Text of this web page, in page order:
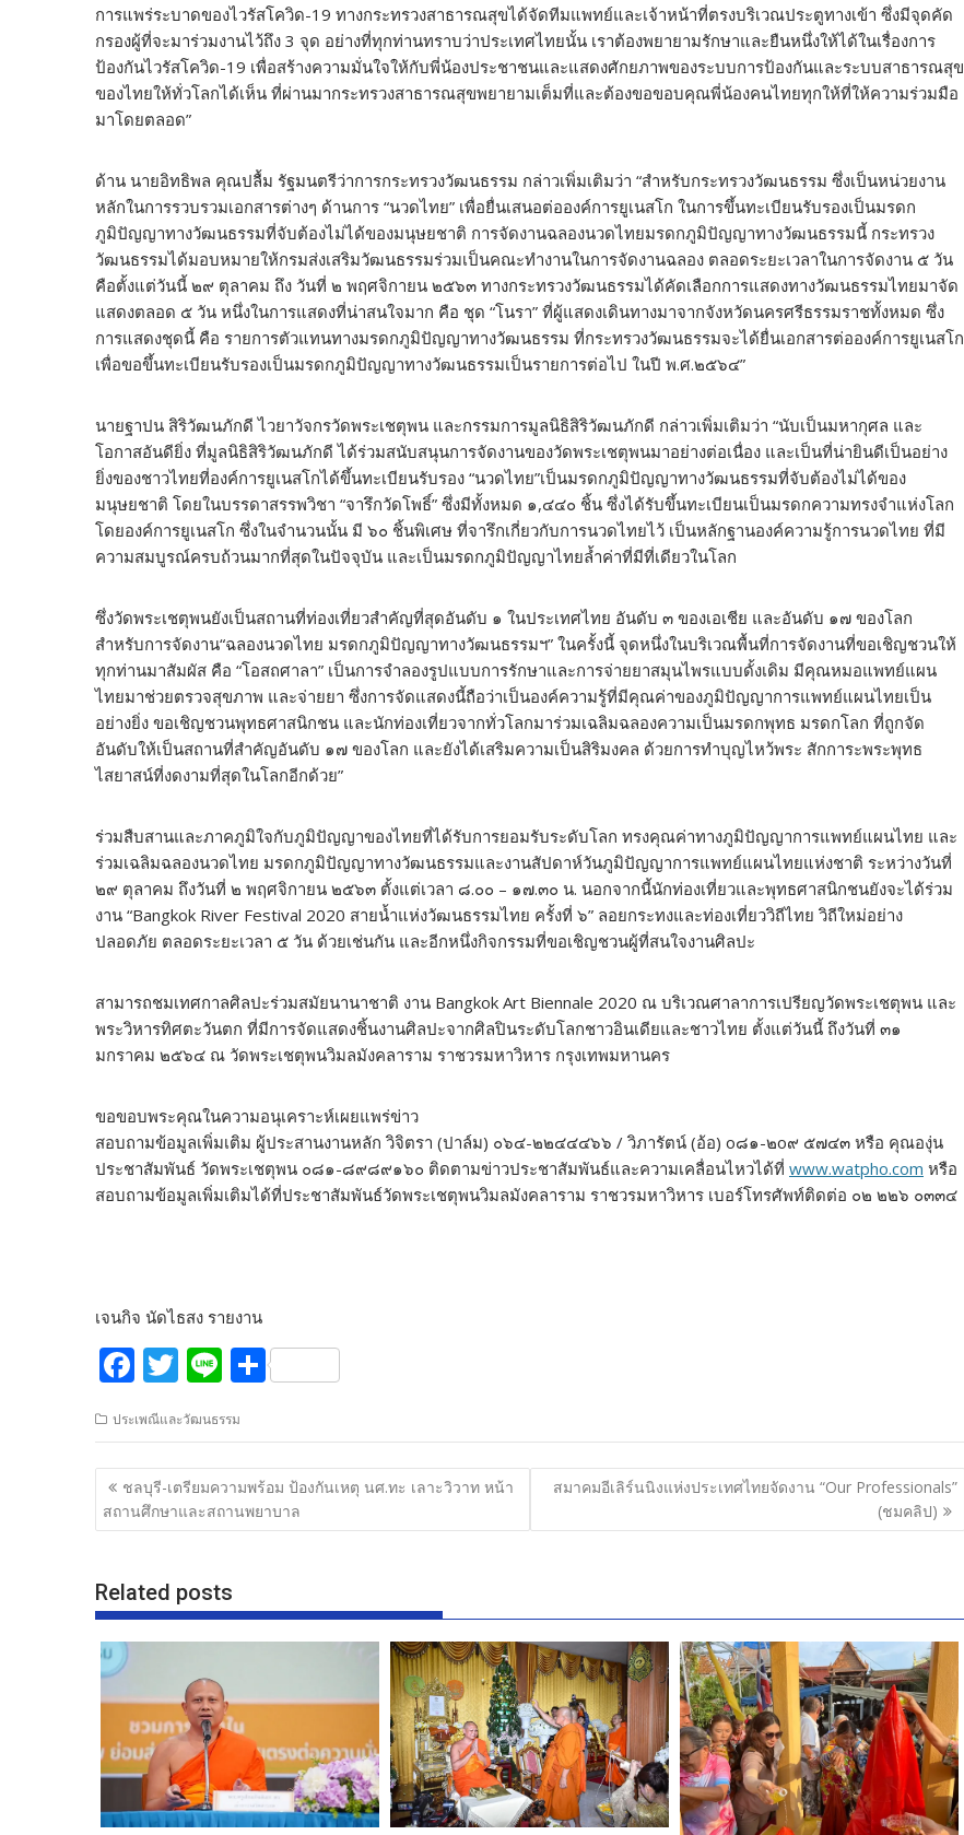
การแพร่ระบาดของไวรัสโควิด-19 ทางกระทรวงสาธารณสุขได้จัดทีมแพทย์และเจ้าหน้าที่ตรงบริเวณประตูทางเข้า ซึ่งมีจุดคัด
กรองผู้ที่จะมาร่วมงานไว้ถึง 3 จุด อย่างที่ทุกท่านทราบว่าประเทศไทยนั้น เราต้องพยายามรักษาและยืนหนึ่งให้ได้ในเรื่องการ
ป้องกันไวรัสโควิด-19 เพื่อสร้างความมั่นใจให้กับพี่น้องประชาชนและแสดงศักยภาพของระบบการป้องกันและระบบสาธารณสุข
ของไทยให้ทั่วโลกได้เห็น ที่ผ่านมากระทรวงสาธารณสุขพยายามเต็มที่และต้องขอขอบคุณพี่น้องคนไทยทุกให้ที่ให้ความร่วมมือ
มาโดยตลอด”
ด้าน นายอิทธิพล คุณปลื้ม รัฐมนตรีว่าการกระทรวงวัฒนธรรม กล่าวเพิ่มเติมว่า “สำหรับกระทรวงวัฒนธรรม ซึ่งเป็นหน่วยงาน
หลักในการรวบรวมเอกสารต่างๆ ด้านการ “นวดไทย” เพื่อยื่นเสนอต่อองค์การยูเนสโก ในการขึ้นทะเบียนรับรองเป็นมรดก
ภูมิปัญญาทางวัฒนธรรมที่จับต้องไม่ได้ของมนุษยชาติ การจัดงานฉลองนวดไทยมรดกภูมิปัญญาทางวัฒนธรรมนี้ กระทรวง
วัฒนธรรมได้มอบหมายให้กรมส่งเสริมวัฒนธรรมร่วมเป็นคณะทำงานในการจัดงานฉลอง ตลอดระยะเวลาในการจัดงาน ๕ วัน
คือตั้งแต่วันนี้ ๒๙ ตุลาคม ถึง วันที่ ๒ พฤศจิกายน ๒๕๖๓ ทางกระทรวงวัฒนธรรมได้คัดเลือกการแสดงทางวัฒนธรรมไทยมาจัด
แสดงตลอด ๕ วัน หนึ่งในการแสดงที่น่าสนใจมาก คือ ชุด “โนรา” ที่ผู้แสดงเดินทางมาจากจังหวัดนครศรีธรรมราชทั้งหมด ซึ่ง
การแสดงชุดนี้ คือ รายการตัวแทนทางมรดกภูมิปัญญาทางวัฒนธรรม ที่กระทรวงวัฒนธรรมจะได้ยื่นเอกสารต่อองค์การยูเนสโก
เพื่อขอขึ้นทะเบียนรับรองเป็นมรดกภูมิปัญญาทางวัฒนธรรมเป็นรายการต่อไป ในปี พ.ศ.๒๕๖๔”
นายฐาปน สิริวัฒนภักดี ไวยาวัจกรวัดพระเชตุพน และกรรมการมูลนิธิสิริวัฒนภักดี กล่าวเพิ่มเติมว่า “นับเป็นมหากุศล และ
โอกาสอันดียิ่ง ที่มูลนิธิสิริวัฒนภักดี ได้ร่วมสนับสนุนการจัดงานของวัดพระเชตุพนมาอย่างต่อเนื่อง และเป็นที่น่ายินดีเป็นอย่าง
ยิ่งของชาวไทยที่องค์การยูเนสโกได้ขึ้นทะเบียนรับรอง “นวดไทย”เป็นมรดกภูมิปัญญาทางวัฒนธรรมที่จับต้องไม่ได้ของ
มนุษยชาติ โดยในบรรดาสรรพวิชา “จารึกวัดโพธิ์” ซึ่งมีทั้งหมด ๑,๔๔๐ ชิ้น ซึ่งได้รับขึ้นทะเบียนเป็นมรดกความทรงจำแห่งโลก
โดยองค์การยูเนสโก ซึ่งในจำนวนนั้น มี ๖๐ ชิ้นพิเศษ ที่จารึกเกี่ยวกับการนวดไทยไว้ เป็นหลักฐานองค์ความรู้การนวดไทย ที่มี
ความสมบูรณ์ครบถ้วนมากที่สุดในปัจจุบัน และเป็นมรดกภูมิปัญญาไทยล้ำค่าที่มีที่เดียวในโลก
ซึ่งวัดพระเชตุพนยังเป็นสถานที่ท่องเที่ยวสำคัญที่สุดอันดับ ๑ ในประเทศไทย อันดับ ๓ ของเอเชีย และอันดับ ๑๗ ของโลก
สำหรับการจัดงาน“ฉลองนวดไทย มรดกภูมิปัญญาทางวัฒนธรรมฯ” ในครั้งนี้ จุดหนึ่งในบริเวณพื้นที่การจัดงานที่ขอเชิญชวนให้
ทุกท่านมาสัมผัส คือ “โอสถศาลา” เป็นการจำลองรูปแบบการรักษาและการจ่ายยาสมุนไพรแบบดั้งเดิม มีคุณหมอแพทย์แผน
ไทยมาช่วยตรวจสุขภาพ และจ่ายยา ซึ่งการจัดแสดงนี้ถือว่าเป็นองค์ความรู้ที่มีคุณค่าของภูมิปัญญาการแพทย์แผนไทยเป็น
อย่างยิ่ง ขอเชิญชวนพุทธศาสนิกชน และนักท่องเที่ยวจากทั่วโลกมาร่วมเฉลิมฉลองความเป็นมรดกพุทธ มรดกโลก ที่ถูกจัด
อันดับให้เป็นสถานที่สำคัญอันดับ ๑๗ ของโลก และยังได้เสริมความเป็นสิริมงคล ด้วยการทำบุญไหว้พระ สักการะพระพุทธ
ไสยาสน์ที่งดงามที่สุดในโลกอีกด้วย”
ร่วมสืบสานและภาคภูมิใจกับภูมิปัญญาของไทยที่ได้รับการยอมรับระดับโลก ทรงคุณค่าทางภูมิปัญญาการแพทย์แผนไทย และ
ร่วมเฉลิมฉลองนวดไทย มรดกภูมิปัญญาทางวัฒนธรรมและงานสัปดาห์วันภูมิปัญญาการแพทย์แผนไทยแห่งชาติ ระหว่างวันที่
๒๙ ตุลาคม ถึงวันที่ ๒ พฤศจิกายน ๒๕๖๓ ตั้งแต่เวลา ๘.๐๐ – ๑๗.๓๐ น. นอกจากนี้นักท่องเที่ยวและพุทธศาสนิกชนยังจะได้ร่วม
งาน “Bangkok River Festival 2020 สายน้ำแห่งวัฒนธรรมไทย ครั้งที่ ๖” ลอยกระทงและท่องเที่ยววิถีไทย วิถีใหม่อย่าง
ปลอดภัย ตลอดระยะเวลา ๕ วัน ด้วยเช่นกัน และอีกหนึ่งกิจกรรมที่ขอเชิญชวนผู้ที่สนใจงานศิลปะ
สามารถชมเทศกาลศิลปะร่วมสมัยนานาชาติ งาน Bangkok Art Biennale 2020 ณ บริเวณศาลาการเปรียญวัดพระเชตุพน และ
พระวิหารทิศตะวันตก ที่มีการจัดแสดงชิ้นงานศิลปะจากศิลปินระดับโลกชาวอินเดียและชาวไทย ตั้งแต่วันนี้ ถึงวันที่ ๓๑
มกราคม ๒๕๖๔ ณ วัดพระเชตุพนวิมลมังคลาราม ราชวรมหาวิหาร กรุงเทพมหานคร
ขอขอบพระคุณในความอนุเคราะห์เผยแพร่ข่าว
สอบถามข้อมูลเพิ่มเติม ผู้ประสานงานหลัก วิจิตรา (ปาล์ม) ๐๖๔-๒๒๔๔๔๖๖ / วิภารัตน์ (อ้อ) o๘๑-๒o๙ ๕๗๔๓ หรือ คุณองุ่น
ประชาสัมพันธ์ วัดพระเชตุพน ๐๘๑-๘๙๘๙๑๖๐ ติดตามข่าวประชาสัมพันธ์และความเคลื่อนไหวได้ที่ www.watpho.com หรือ
สอบถามข้อมูลเพิ่มเติมได้ที่ประชาสัมพันธ์วัดพระเชตุพนวิมลมังคลาราม ราชวรมหาวิหาร เบอร์โทรศัพท์ติดต่อ ๐๒ ๒๒๖ ๐๓๓๔
เจนกิจ นัดไธสง รายงาน
F
ac
e
b
o
o
k
T
itt
er
Li
e
S
ar
e
ประเพณีและวัฒนธรรม
แนะแนว
เรื่อง
ชลบุรี-เตรียมความพร้อม ป้องกันเหตุ นศ.ทะ เลาะวิวาท หน้า
สถานศึกษาและสถานพยาบาล
สมาคมอีเลิร์นนิงแห่งประเทศไทยจัดงาน “Our Professionals”
(ชมคลิป)
Related posts